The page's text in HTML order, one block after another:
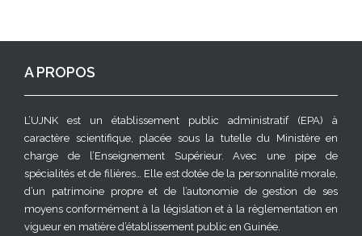
A PROPOS
L’UJNK est un établissement public administratif (EPA) à
caractère scientifique, placée sous la tutelle du Ministère en
charge de l’Enseignement Supérieur. Avec une pipe de
spécialités et de filières… Elle est dotée de la personnalité morale,
d’un patrimoine propre et de l’autonomie de gestion de ses
moyens conformément à la législation et à la règlementation en
vigueur en matière d’établissement public en Guinée.